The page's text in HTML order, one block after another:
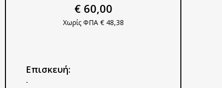
€ 60,00
Χωρίς ΦΠΑ € 48,38
Επισκευή:
-